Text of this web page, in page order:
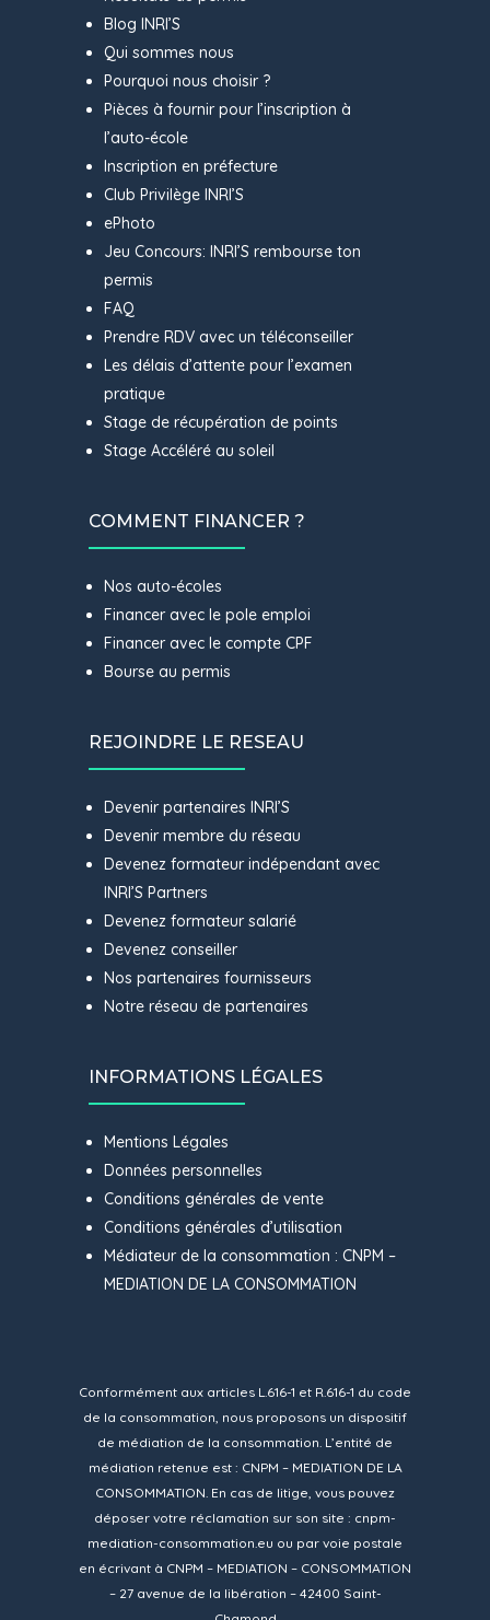
Blog INRI’S
Qui sommes nous
Pourquoi nous choisir ?
Pièces à fournir pour l’inscription à
l’auto-école
Inscription en préfecture
Club Privilège INRI’S
ePhoto
Jeu Concours: INRI’S rembourse ton
permis
FAQ
Prendre RDV avec un téléconseiller
Les délais d’attente pour l’examen
pratique
Stage de récupération de points
Stage Accéléré au soleil
COMMENT FINANCER ?
Nos auto-écoles
Financer avec le pole emploi
Financer avec le compte CPF
Bourse au permis
REJOINDRE LE RESEAU
Devenir partenaires INRI’S
Devenir membre du réseau
Devenez formateur indépendant avec
INRI’S Partners
Devenez formateur salarié
Devenez conseiller
Nos partenaires fournisseurs
Notre réseau de partenaires
INFORMATIONS LÉGALES
Mentions Légales
Données personnelles
Conditions générales de vente
Conditions générales d’utilisation
Médiateur de la consommation : CNPM –
MEDIATION DE LA CONSOMMATION
Conformément aux articles L.616-1 et R.616-1 du code
de la consommation, nous proposons un dispositif
de médiation de la consommation. L’entité de
médiation retenue est : CNPM – MEDIATION DE LA
CONSOMMATION. En cas de litige, vous pouvez
déposer votre réclamation sur son site : cnpm-
mediation-consommation.eu ou par voie postale
en écrivant à CNPM – MEDIATION – CONSOMMATION
– 27 avenue de la libération – 42400 Saint-